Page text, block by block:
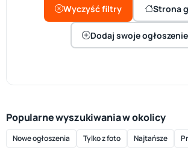
Wyczyść filtry Strona
Dodaj swoje ogłoszenie
Popularne wyszukiwania w okolicy
Nowe ogłoszenia Tylko z foto Najtańsze